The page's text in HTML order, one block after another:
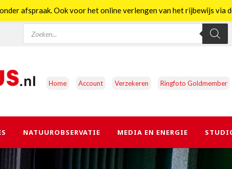
Producten
zoeken
Home Account Verzekeren Ringfoto Goldmember
NATUUROBSERVATIE MEDIA EN ENERGIE
afspraak. Ook voor het online verlengen van het rijbewijs via